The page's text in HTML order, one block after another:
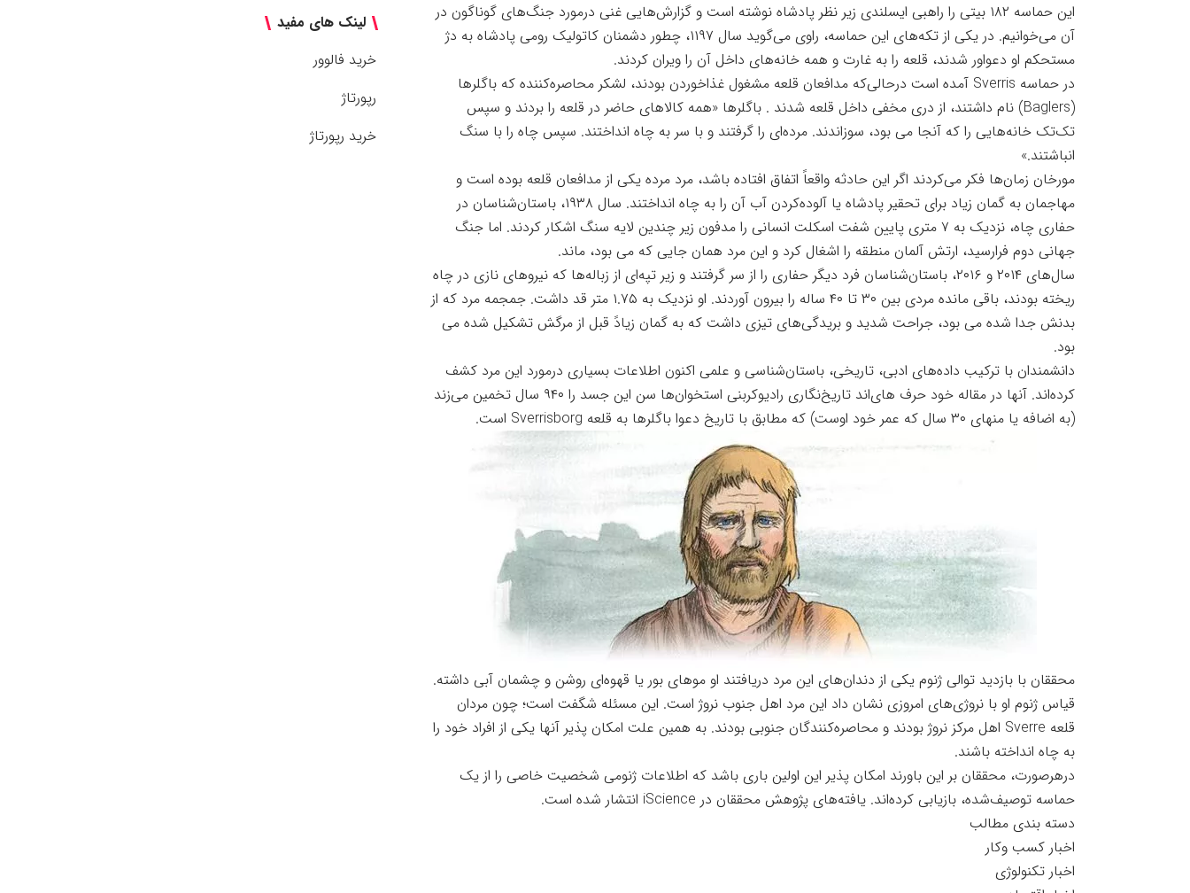
این حماسه ۱۸۲ بیتی را راهبی ایسلندی زیر نظر پادشاه نوشته است و گزارش‌هایی غنی درمورد‌ جنگ‌های گوناگون در
آن می‌خوانیم. در یکی از تکه‌های این حماسه، راوی می‌گوید سال ۱۱۹۷، چطور دشمنان کاتولیک رومی پادشاه به دژ
مستحکم او دعوا‌ور شدند، قلعه را به غارت و همه خانه‌های داخل آن را ویران کردند.
در حماسه Sverris آمده است درحالی‌که مدافعان قلعه مشغول غذاخوردن بودند، لشکر محاصره‌کننده که باگلرها
(Baglers) نام داشتند، از دری مخفی داخل قلعه شدند . باگلرها «همه کالاهای حاضر در قلعه را بردند و سپس
تک‌تک خانه‌هایی را که آنجا می بود، سوزاندند. مرده‌ای را گرفتند و با سر به چاه انداختند. سپس چاه را با سنگ
انباشتند.»
مورخان زمان‌ها فکر می‌کردند اگر این حادثه واقعاً اتفاق افتاده باشد، مرد مرده یکی از مدافعان قلعه بوده است و
مهاجمان به گمان زیاد برای تحقیر پادشاه یا آلوده‌کردن آب آن را به چاه انداختند. سال ۱۹۳۸، باستان‌شناسان در
حفاری چاه، نزدیک به ۷ متری پایین شفت اسکلت انسانی را مدفون زیر چندین لایه سنگ اشکار کردند. اما جنگ
جهانی دوم فرارسید، ارتش آلمان منطقه را اشغال کرد و این مرد همان جایی که می بود، ماند.
سال‌های ۲۰۱۴ و ۲۰۱۶، باستان‌شناسان فرد دیگر حفاری را از سر گرفتند و زیر تپه‌ای از زباله‌ها که نیروهای نازی در چاه
ریخته بودند، باقی مانده مردی بین ۳۰ تا ۴۰ ساله را بیرون آوردند. او نزدیک به ۱.۷۵ متر قد داشت. جمجمه مرد که از
بدنش جدا شده می بود، جراحت شدید و بریدگی‌های تیزی داشت که به گمان زیادً قبل از مرگش تشکیل شده می
بود.
دانشمندان با ترکیب داده‌های ادبی، تاریخی، باستان‌شناسی و علمی اکنون اطلاعات بسیاری درمورد این مرد کشف
کرده‌اند. آنها در مقاله خود حرف های‌اند تاریخ‌نگاری رادیوکربنی استخوان‌ها سن این جسد را ۹۴۰ سال تخمین می‌زند
(به اضافه یا منهای ۳۰ سال که عمر خود اوست) که مطابق با تاریخ دعوا باگلرها به قلعه Sverrisborg است.
محققان با بازدید توالی ژنوم یکی از دندان‌های این مرد دریافتند او موهای بور یا قهوه‌ای روشن و چشمان آبی داشته.
قیاس ژنوم او با نروژی‌های امروزی نشان داد این مرد اهل جنوب نروژ است. این مسئله شگفت است؛ چون مردان
قلعه Sverre اهل مرکز نروژ بودند و محاصره‌کنندگان جنوبی بودند. به همین علت امکان پذیر آنها یکی از افراد خود را
به چاه انداخته باشند.
درهرصورت، محققان بر این باورند امکان پذیر این اولین باری باشد که اطلاعات ژنومی شخصیت خاصی را از یک
حماسه توصیف‌شده، بازیابی کرده‌اند. یافته‌های پژوهش محققان در iScience انتشار شده است.
دسته بندی مطالب
اخبار کسب وکار
اخبار تکنولوژی
لینک های مفید
خرید فالوور
رپورتاژ
خرید رپورتاژ